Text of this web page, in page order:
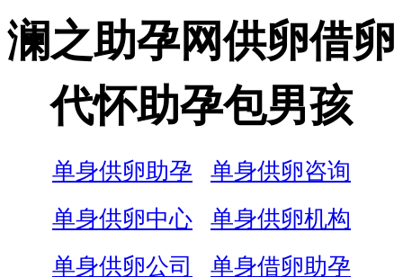
澜之助孕网供卵借卵
代怀助孕包男孩
单身供卵助孕
单身供卵咨询
单身供卵中心
单身供卵机构
单身供卵公司
单身借卵助孕